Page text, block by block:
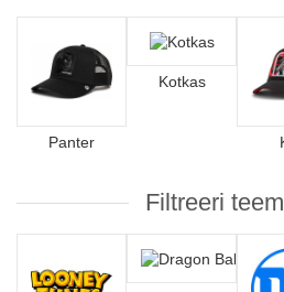
Panter
Kotkas
Filtreeri